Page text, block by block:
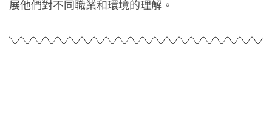
展他們對不同職業和環境的理解。